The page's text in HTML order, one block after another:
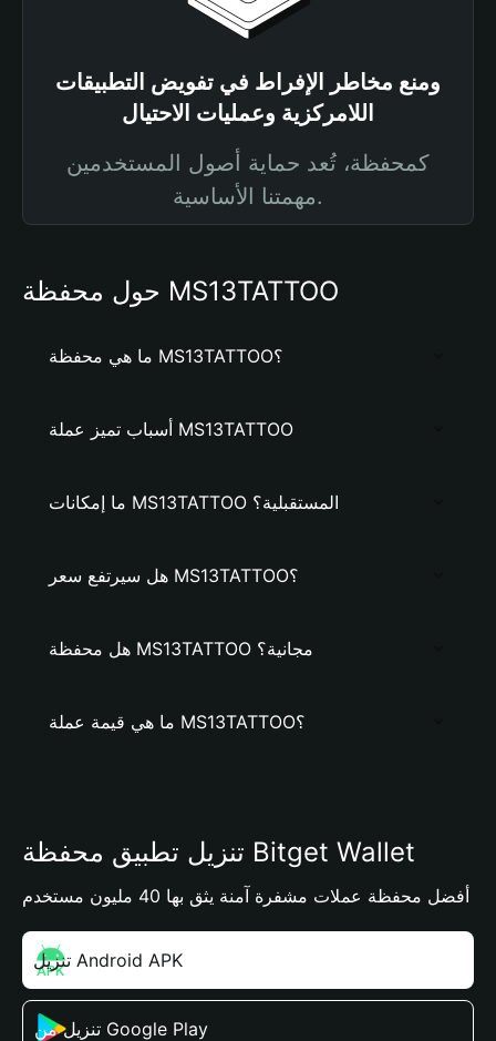
ومنع مخاطر الإفراط في تفويض التطبيقات
اللامركزية وعمليات الاحتيال
كمحفظة، تُعد حماية أصول المستخدمين
مهمتنا الأساسية.
حول محفظة MS13TATTOO
ما هي محفظة MS13TATTOO؟
أسباب تميز عملة MS13TATTOO
ما إمكانات MS13TATTOO المستقبلية؟
هل سيرتفع سعر MS13TATTOO؟
هل محفظة MS13TATTOO مجانية؟
ما هي قيمة عملة MS13TATTOO؟
تنزيل تطبيق محفظة Bitget Wallet
أفضل محفظة عملات مشفرة آمنة يثق بها 40 مليون مستخدم
تنزيل Android APK
تنزيل من Google Play